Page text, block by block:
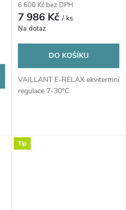
6 600 Kč bez DPH
7 986 Kč/ ks
Na dotaz
DO KOŠÍKU
VAILLANT E-RELAX ekvitermní
regulace 7-30°C
Tip